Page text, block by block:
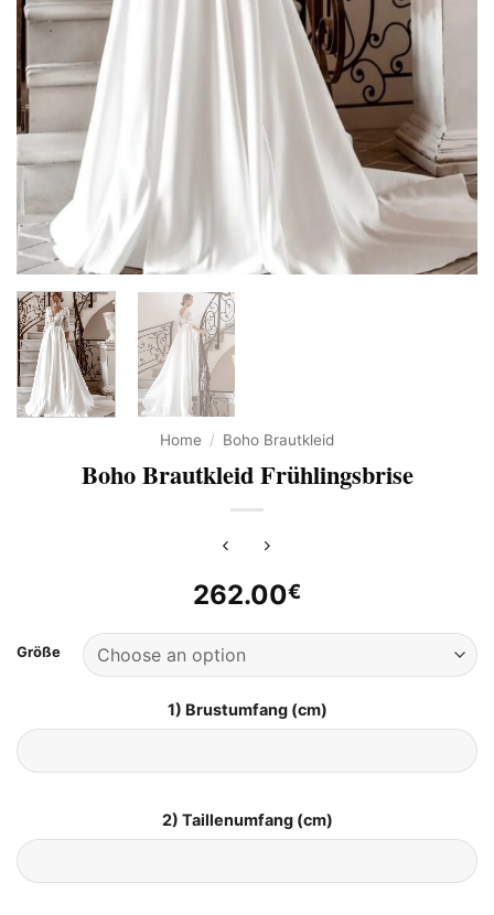
Home / Boho Brautkleid
Boho Brautkleid Frühlingsbrise
262.00€
Größe
1) Brustumfang (cm)
2) Taillenumfang (cm)